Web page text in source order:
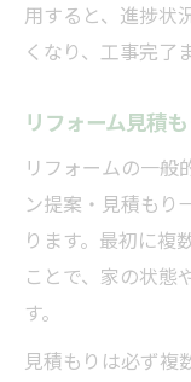
用すると、進捗状
くなり、工事完了
リフォーム見積
リフォームの一
ン提案・見積も
ります。最初に複
ことで、家の状態
す。
見積もりは必ず複